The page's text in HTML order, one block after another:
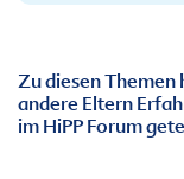
Zu diesen Themen
andere Eltern
im HiPP Forum